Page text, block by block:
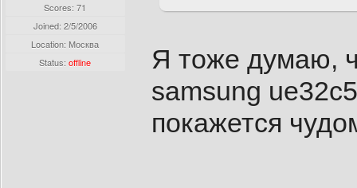
Scores: 71
Joined: 2/5/2006
Location: Москва
Status:offline
Я тоже думаю,
samsung
покажется